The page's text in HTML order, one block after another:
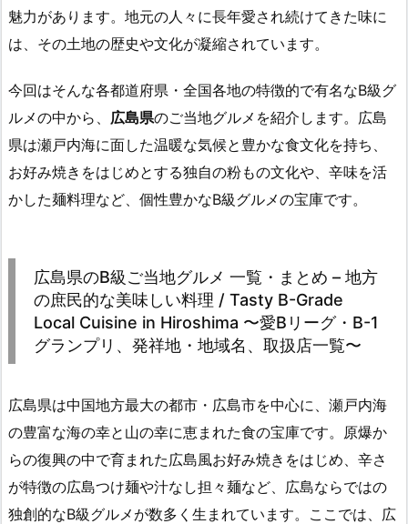
魅力があります。地元の人々に長年愛され続けてきた味に
は、その土地の歴史や文化が凝縮されています。
今回はそんな各都道府県・全国各地の特徴的で有名なB級グ
ルメの中から、 広島県のご当地グルメを紹介します。広島
県は瀬戸内海に面した温暖な気候と豊かな食文化を持ち、
お好み焼きをはじめとする独自の粉もの文化や、辛味を活
かした麺料理など、個性豊かなB級グルメの宝庫です。
広島県のB級ご当地グルメ 一覧・まとめ – 地方
の庶民的な美味しい料理 / Tasty B-Grade
Local Cuisine in Hiroshima 〜愛Bリーグ・B-1
グランプリ、発祥地・地域名、取扱店一覧〜
広島県は中国地方最大の都市・広島市を中心に、瀬戸内海
の豊富な海の幸と山の幸に恵まれた食の宝庫です。原爆か
らの復興の中で育まれた広島風お好み焼きをはじめ、辛さ
が特徴の広島つけ麺や汁なし担々麺など、広島ならではの
独創的なB級グルメが数多く生まれています。ここでは、広